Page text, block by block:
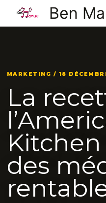
contenu
Ben
MARKETING / 18
La
des